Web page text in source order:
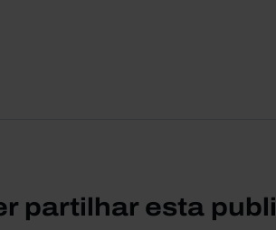
partilhar esta